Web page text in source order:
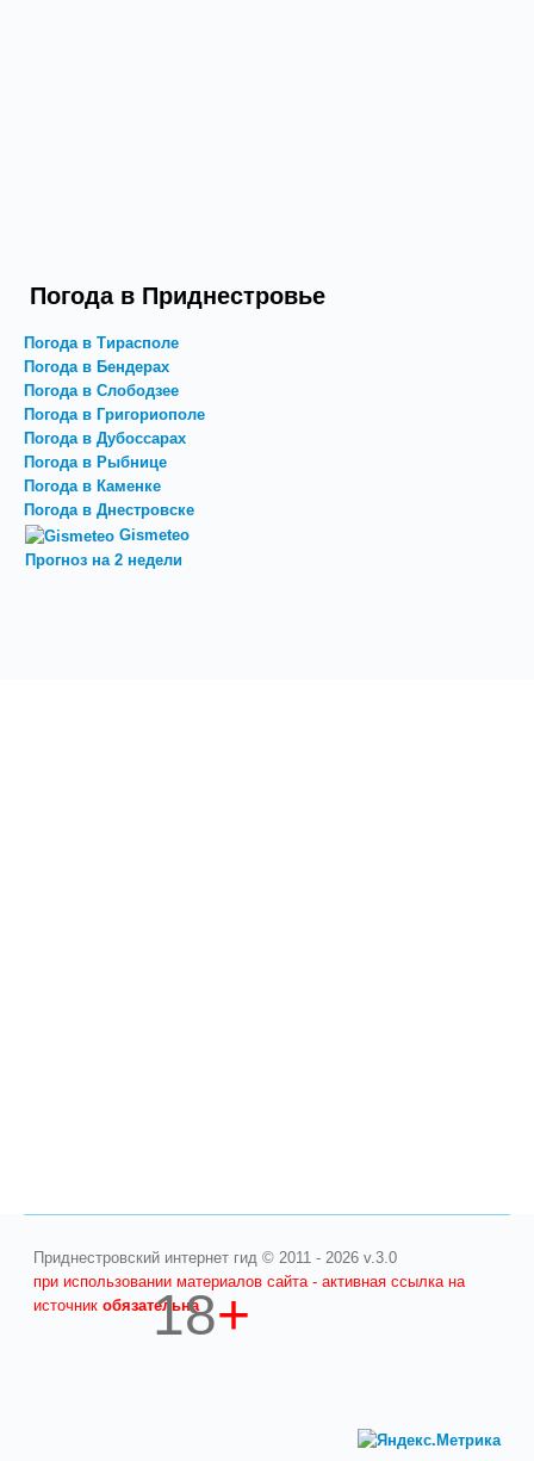
Погода в Приднестровье
Погода в Тирасполе
Погода в Бендерах
Погода в Слободзее
Погода в Григориополе
Погода в Дубоссарах
Погода в Рыбнице
Погода в Каменке
Погода в Днестровске
Gismeteo
Прогноз на 2 недели
Приднестровский интернет гид © 2011 - 2026 v.3.0
при использовании материалов сайта - активная ссылка на
источникобязательна
18+